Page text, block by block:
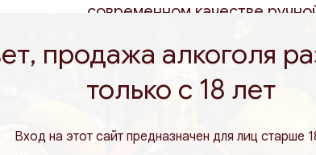
современном качестве
Продукция
Израиля
Лицензия
Министерства
продажа алкоголя
только с 18 лет
Вход на этот сайт предназначен для лиц старше